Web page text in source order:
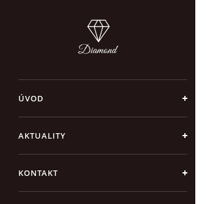
ÚVOD
AKTUALITY
KONTAKT